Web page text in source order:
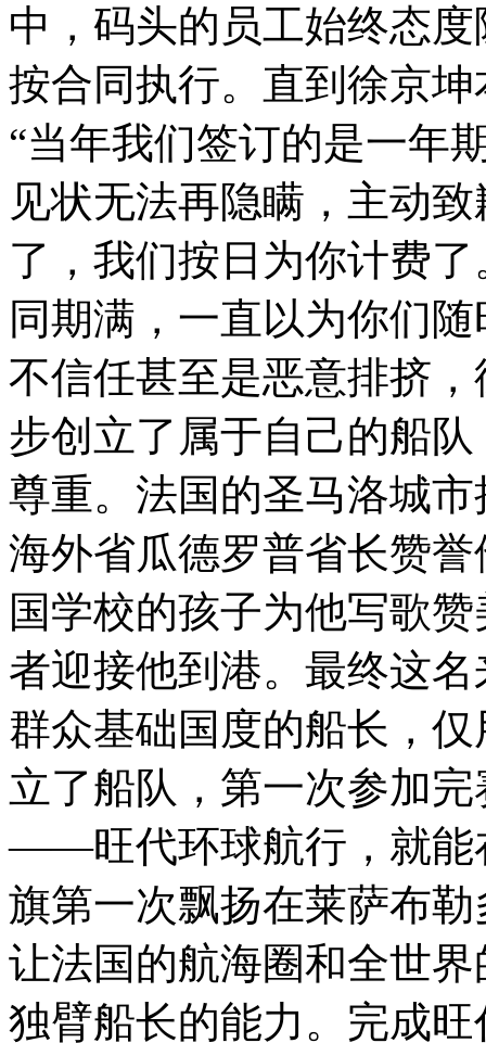
中，码头的员工始终态
按合同执行。直到徐京
“当年我们签订的是一年
见状无法再隐瞒，主动
了，我们按日为你计费
同期满，一直以为你们
不信任甚至是恶意排挤
步创立了属于自己的船
尊重。法国的圣马洛城
海外省瓜德罗普省长赞
国学校的孩子为他写歌
者迎接他到港。最终这
群众基础国度的船长，
立了船队，第一次参加
——旺代环球航行，就能
旗第一次飘扬在莱萨布
让法国的航海圈和全世
独臂船长的能力。完成